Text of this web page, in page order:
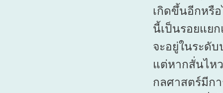
เกิดขึ้นอีกหรื
นี้เป็นรอยแย
จะอยู่ในระดั
แต่หากสั่นไห
กลศาสตร์มีก